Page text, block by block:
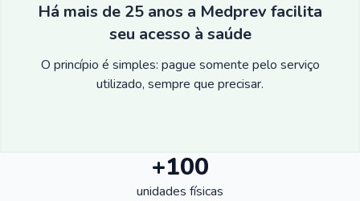
Há mais de 25 anos a Medprev facilita
seu acesso à saúde
O princípio é simples: pague somente pelo serviço
utilizado, sempre que precisar.
+100
unidades físicas